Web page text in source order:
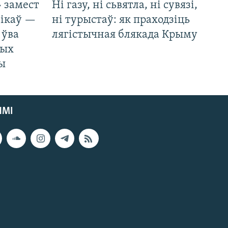
замест
—
Ні газу, ні сьвятла, ні сувязі,
ні турыстаў: як праходзіць
лягістычная блякада Крыму